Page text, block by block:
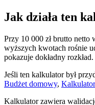
Jak działa ten
Przy 10 000 zł brutto netto
wyższych kwotach rośnie
pokazuje dokładny rozkład.
Jeśli ten kalkulator był
Budżet domowy,
Kalkulator zawiera